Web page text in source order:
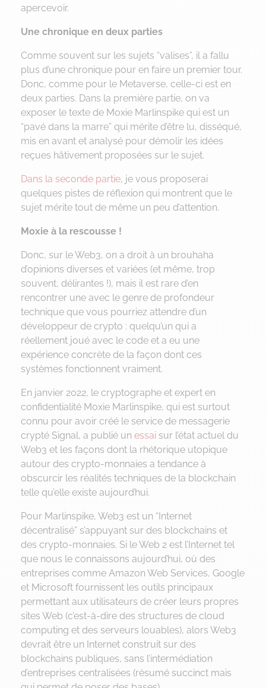
apercevoir.
Une chronique en deux parties
Comme souvent sur les sujets “valises”, il a fallu
plus d’une chronique pour en faire un premier tour.
Donc, comme pour le Metaverse, celle-ci est en
deux parties. Dans la première partie, on va
exposer le texte de Moxie Marlinspike qui est un
“pavé dans la marre” qui mérite d’être lu, disséqué,
mis en avant et analysé pour démolir les idées
reçues hâtivement proposées sur le sujet.
Dans la seconde partie, je vous proposerai
quelques pistes de réflexion qui montrent que le
sujet mérite tout de même un peu d’attention.
Moxie à la rescousse !
Donc, sur le Web3, on a droit à un brouhaha
d’opinions diverses et variées (et même, trop
souvent, délirantes !), mais il est rare d’en
rencontrer une avec le genre de profondeur
technique que vous pourriez attendre d’un
développeur de crypto : quelqu’un qui a
réellement joué avec le code et a eu une
expérience concrète de la façon dont ces
systèmes fonctionnent vraiment.
En janvier 2022, le cryptographe et expert en
confidentialité Moxie Marlinspike, qui est surtout
connu pour avoir créé le service de messagerie
crypté Signal, a publié un essai sur l’état actuel du
Web3 et les façons dont la rhétorique utopique
autour des crypto-monnaies a tendance à
obscurcir les réalités techniques de la blockchain
telle qu’elle existe aujourd’hui.
Pour Marlinspike, Web3 est un “Internet
décentralisé” s’appuyant sur des blockchains et
des crypto-monnaies. Si le Web 2 est l’Internet tel
que nous le connaissons aujourd’hui, où des
entreprises comme Amazon Web Services, Google
et Microsoft fournissent les outils principaux
permettant aux utilisateurs de créer leurs propres
sites Web (c’est-à-dire des structures de cloud
computing et des serveurs louables), alors Web3
devrait être un Internet construit sur des
blockchains publiques, sans l’intermédiation
d’entreprises centralisées (résumé succinct mais